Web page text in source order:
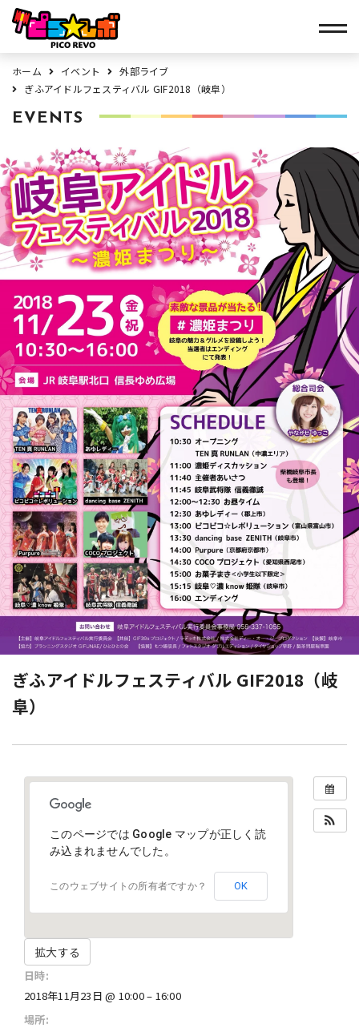
ホーム イベント
外部ライブ
ぎふアイドルフェスティバル GIF2018（岐阜）
EVENTS
ぎふアイドルフェスティバル GIF2018（岐
阜）
このページでは Google マップが正しく読
み込まれませんでした。
このウェブサイトの所有者ですか？ OK
拡大する
日時:
2018年11月23日 @ 10:00 – 16:00
場所: